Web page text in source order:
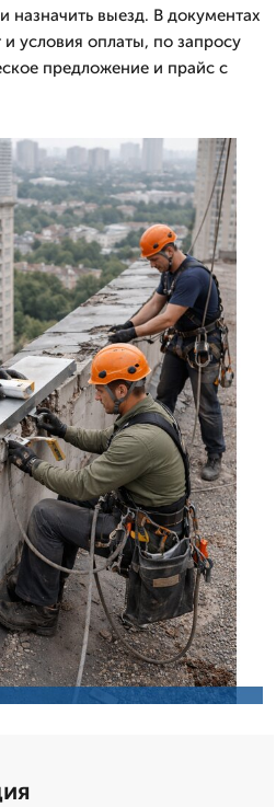
назначить выезд. В документах
условия оплаты, по запросу
предложение и прайс с